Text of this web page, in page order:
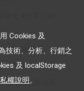
醫療醫美
購物/電子商務
電商行銷新境界
Cookies 及
技術、分析、行銷之
及 localStorage
權說明。